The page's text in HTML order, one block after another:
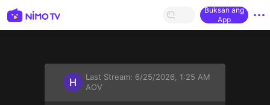
Buksan ang
App
Last Stream: 6/25/2026, 1:25 AM
AOV